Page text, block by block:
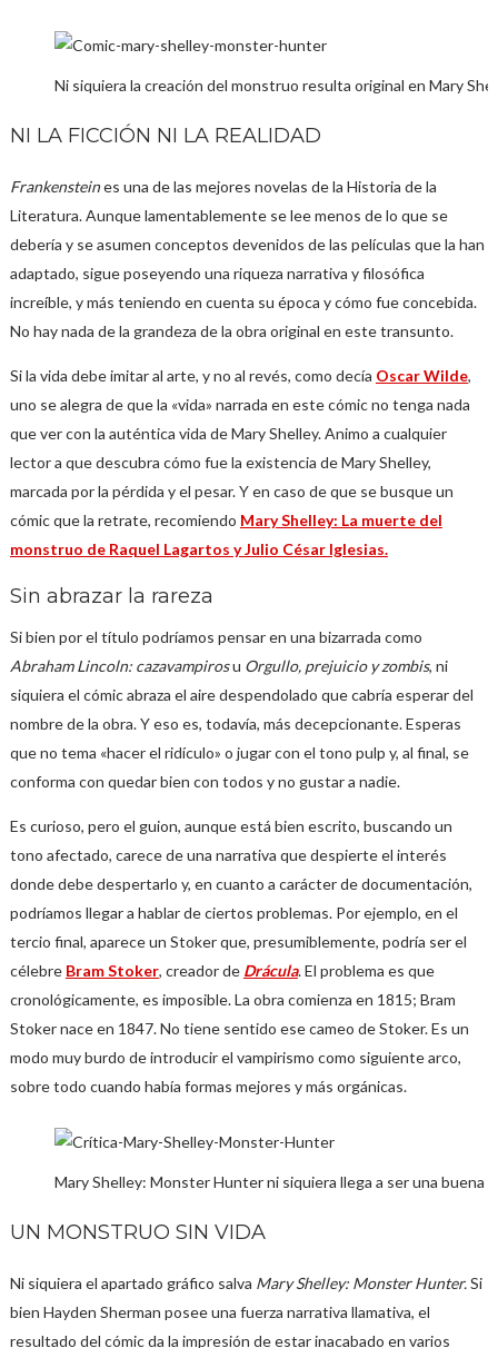
Ni siquiera la creación del monstruo resulta original en Mary
NI LA FICCIÓN NI LA REALIDAD
Frankensteines una de las mejores novelas de la Historia de la
Literatura. Aunque lamentablemente se lee menos de lo que se
debería y se asumen conceptos devenidos de las películas que la han
adaptado, sigue poseyendo una riqueza narrativa y filosófica
increíble, y más teniendo en cuenta su época y cómo fue concebida.
No hay nada de la grandeza de la obra original en este transunto.
Si la vida debe imitar al arte, y no al revés, como decía Oscar Wilde,
uno se alegra de que la «vida» narrada en este cómic no tenga nada
que ver con la auténtica vida de Mary Shelley. Animo a cualquier
lector a que descubra cómo fue la existencia de Mary Shelley,
marcada por la pérdida y el pesar. Y en caso de que se busque un
cómic que la retrate, recomiendo Mary Shelley: La muerte del
monstruo de Raquel Lagartos y Julio César Iglesias.
Sin abrazar la rareza
Si bien por el título podríamos pensar en una bizarrada como
Abraham Lincoln: cazavampirosu Orgullo, prejuicio y zombis, ni
siquiera el cómic abraza el aire despendolado que cabría esperar del
nombre de la obra. Y eso es, todavía, más decepcionante. Esperas
que no tema «hacer el ridículo» o jugar con el tono pulp y, al final, se
conforma con quedar bien con todos y no gustar a nadie.
Es curioso, pero el guion, aunque está bien escrito, buscando un
tono afectado, carece de una narrativa que despierte el interés
donde debe despertarlo y, en cuanto a carácter de documentación,
podríamos llegar a hablar de ciertos problemas. Por ejemplo, en el
tercio final, aparece un Stoker que, presumiblemente, podría ser el
célebre Bram Stoker, creador de Drácula. El problema es que
cronológicamente, es imposible. La obra comienza en 1815; Bram
Stoker nace en 1847. No tiene sentido ese cameo de Stoker. Es un
modo muy burdo de introducir el vampirismo como siguiente arco,
sobre todo cuando había formas mejores y más orgánicas.
Mary Shelley: Monster Hunter ni siquiera llega a ser una buena
UN MONSTRUO SIN VIDA
Ni siquiera el apartado gráfico salva Mary Shelley: Monster Hunter.Si
bien Hayden Sherman posee una fuerza narrativa llamativa, el
resultado del cómic da la impresión de estar inacabado en varios